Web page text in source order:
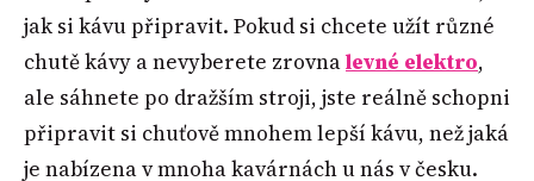
jak si kávu připravit. Pokud si chcete užít různé
chutě kávy a nevyberete zrovnalevné elektro,
ale sáhnete po dražším stroji, jste reálně schopni
připravit si chuťově mnohem lepší kávu, než jaká
je nabízena v mnoha kavárnách u nás v česku.